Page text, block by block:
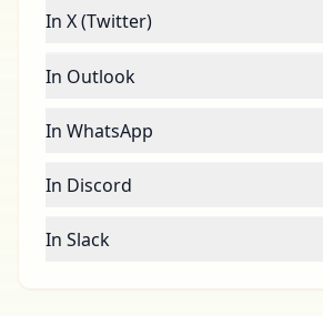
In X (Twitter)
In Outlook
In WhatsApp
In Discord
In Slack